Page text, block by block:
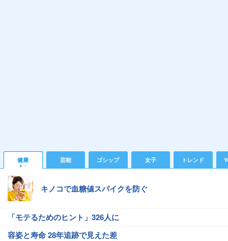
健康 芸能 ゴシップ 女子 トレンド
キノコで血糖値スパイクを防ぐ
「モテるためのヒント」326人に
容姿と寿命 28年追跡で見えた差